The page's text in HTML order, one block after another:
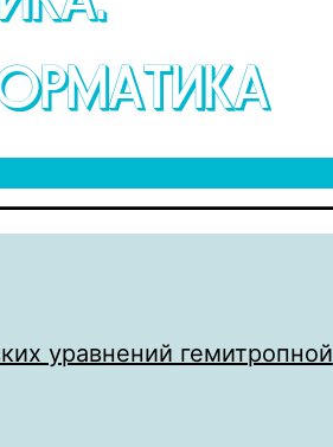
уравнений гемитропной